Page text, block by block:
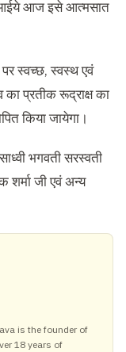
आईये आज इसे आत्मसात
स्वच्छ, स्वस्थ एवं
का प्रतीक रूद्राक्ष का
किया जायेगा।
भगवती सरस्वती
शर्मा जी एवं अन्य
is the founder of
18 years of